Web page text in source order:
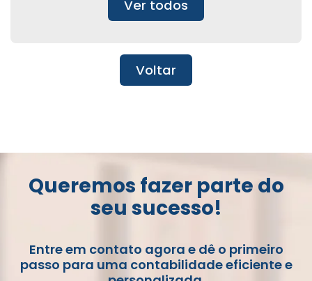
Ver todos
Voltar
Queremos fazer parte do
seu sucesso!
Entre em contato agora e dê o primeiro
passo para uma contabilidade eficiente e